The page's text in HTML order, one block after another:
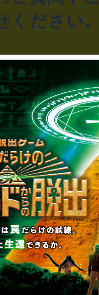
ください
合わせ
のお客様
ケット
法人の方
ーム制作